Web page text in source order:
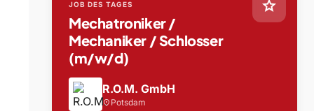
star
JOB DES TAGES
Mechatroniker /
Mechaniker / Schlosser
(m/w/d)
R.O.M. GmbH
location_on Potsdam